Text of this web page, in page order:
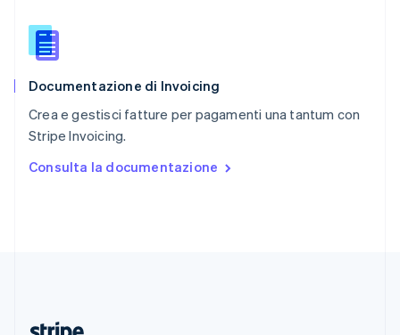
Documentazione di Invoicing
Crea e gestisci fatture per pagamenti una tantum con
Stripe Invoicing.
Consulta la documentazione
English
Slovacchia
Slovenia
Spagna
EspañolEnglish
English Español简体中文